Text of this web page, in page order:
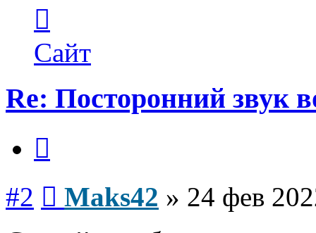
пользователя
Maks42
Сайт
Re: Посторонний звук
#2 Maks42 » 24 фев